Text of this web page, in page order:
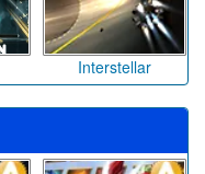
Interstellar